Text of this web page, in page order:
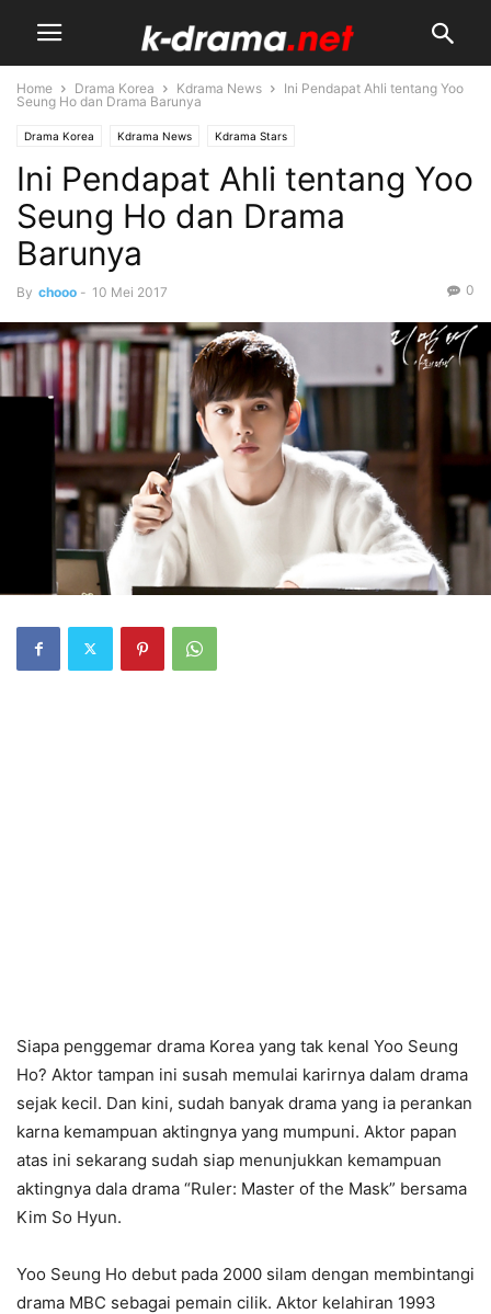
Home Drama Korea Kdrama News
Ini Pendapat Ahli tentang Yoo
Seung Ho dan Drama Barunya
Drama Korea Kdrama News Kdrama Stars
Ini Pendapat Ahli tentang Yoo
Seung Ho dan Drama
Barunya
By chooo - 10 Mei 2017 0
Siapa penggemar drama Korea yang tak kenal Yoo Seung
Ho? Aktor tampan ini susah memulai karirnya dalam drama
sejak kecil. Dan kini, sudah banyak drama yang ia perankan
karna kemampuan aktingnya yang mumpuni. Aktor papan
atas ini sekarang sudah siap menunjukkan kemampuan
aktingnya dala drama “Ruler: Master of the Mask” bersama
Kim So Hyun.
Yoo Seung Ho debut pada 2000 silam dengan membintangi
drama MBC sebagai pemain cilik. Aktor kelahiran 1993